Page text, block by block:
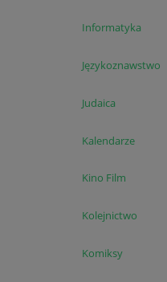
Informatyka
Językoznawstwo
Judaica
Kalendarze
Kino Film
Kolejnictwo
Komiksy